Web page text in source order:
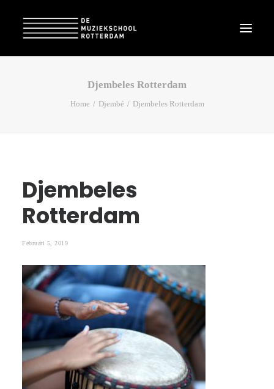
Djembeles Rotterdam
Home Djembé Djembeles Rotterdam
Djembeles
Rotterdam
Februari 5, 2019